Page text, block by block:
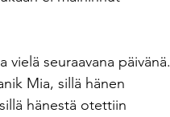
vielä seuraavana päivänä.
Mia, sillä hänen
hänestä otettiin